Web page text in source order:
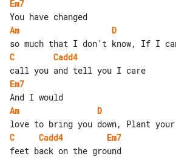
Em7
Am
D
C
Cadd4
Em7
Am
D
C
Cadd4
Em7
feet back on the ground